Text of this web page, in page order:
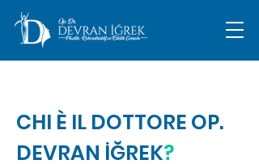
CHI È IL DOTTORE OP.
DEVRAN İĞREK?